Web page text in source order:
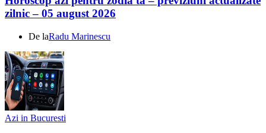
zilnic – 05 august 2026
De laRadu Marinescu
Azi in Bucuresti